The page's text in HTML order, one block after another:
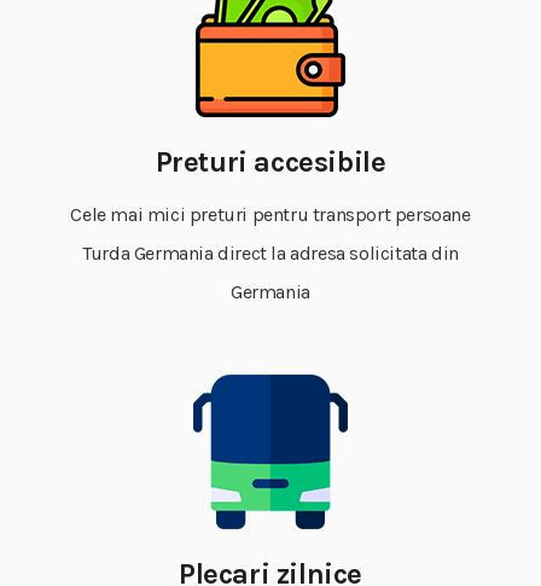
Preturi accesibile
Cele mai mici preturi pentru transport persoane
Turda Germania direct la adresa solicitata din
Germania
Plecari zilnice